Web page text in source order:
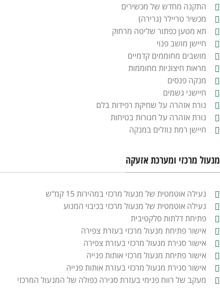
התקנה מחדש של מכשירים
מכשיר טריילר (גרירה)
תא מטען כפתור שליטה מרחוק
חיישן מושב פנוי
מושבים מחוממים קדמיים
מראות חיצוניות מחוממות
מנקה פנסים
חיישני גשמים
נורת אזהרה על שחיקת רפידות בלם
נורת אזהרה על חגורות בטיחות
חיישן רמת נוזלים במנקה
מנעול מרכזי ומערכת אזעקה
נעילה אוטמטית של מנעול מרכזי במהירות 15 קמ"ש
נעילה אוטמטית של מנעול מרכזי בכיבוי המנוע
פתיחת דלתות סלקטיבית
אישור פתיחת מנעול מרכזי בעזרת צפירה
אישור סגירת מנעול מרכזי בעזרת צפירה
אישור פתיחת מנעול מרכזי אותות פנייה
אישור סגירת מנעול מרכזי בעזרת אותות פנייה
מעקב של רווח פנימי בעזרת סגירה כפולה של המנעול המרכזי